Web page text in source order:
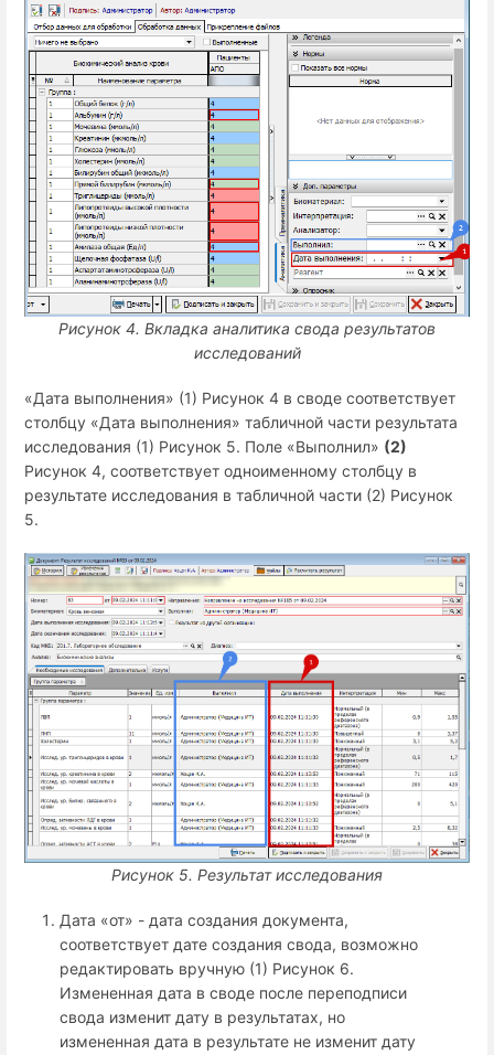
Рисунок 4. Вкладка аналитика свода результатов
исследований
«Дата выполнения» (1) Рисунок 4 в своде соответствует
столбцу «Дата выполнения» табличной части результата
исследования (1) Рисунок 5. Поле «Выполнил» (2)
Рисунок 4, соответствует одноименному столбцу в
результате исследования в табличной части (2) Рисунок
5.
Рисунок 5. Результат исследования
Дата «от» - дата создания документа,
соответствует дате создания свода, возможно
редактировать вручную (1) Рисунок 6.
Измененная дата в своде после переподписи
свода изменит дату в результатах, но
измененная дата в результате не изменит дату